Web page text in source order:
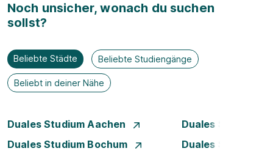
Noch unsicher, wonach du suchen
sollst?
Beliebte Städte Beliebte Studiengänge
Beliebt in deiner Nähe
Duales Studium Aachen
Duales Studium
Duales Studium Bochum
Duales Studium